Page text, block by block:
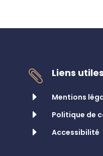

Liens utiles
E
Mentions
E Politique de
E Accessibilité